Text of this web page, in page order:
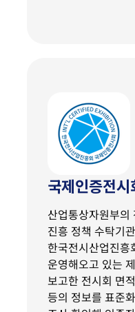
국제인증전시
산업통상자원부의
진흥 정책 수탁기
한국전시산업진흥
운영해오고 있는
보고한 전시회 면
등의 정보를 표준